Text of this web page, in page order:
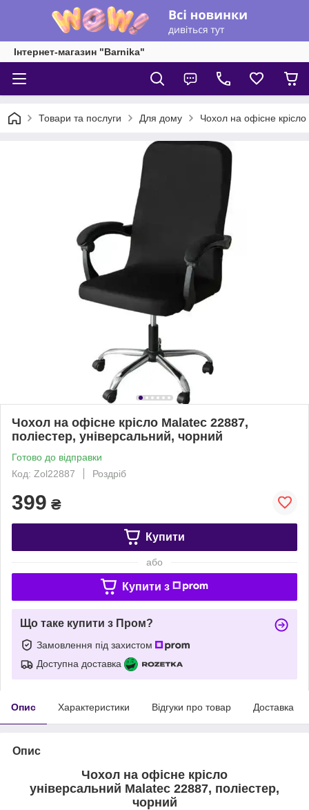
Інтернет-магазин "Barnika"
Товари та послуги Для дому Чохол на офісне
Чохол на офісне крісло Malatec 22887,
поліестер, універсальний, чорний
Готово до відправки
Код: Zol22887
Роздріб
399 ₴
Купити
або
Купити з
Що таке купити з Пром?
Замовлення під захистом
Доступна доставка
Опис Характеристики Відгуки про товар Доставка
Опис
Чохол на офісне крісло
універсальний Malatec 22887, поліестер,
чорний